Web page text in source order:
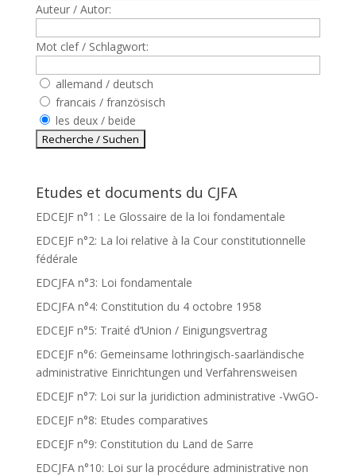
Auteur / Autor:
Mot clef / Schlagwort:
allemand / deutsch
francais / französisch
les deux / beide
Etudes et documents du CJFA
EDCEJF n°1 : Le Glossaire de la loi fondamentale
EDCEJF n°2: La loi relative à la Cour constitutionnelle
fédérale
EDCJFA n°3: Loi fondamentale
EDCJFA n°4: Constitution du 4 octobre 1958
EDCEJF n°5: Traité d’Union / Einigungsvertrag
EDCEJF n°6: Gemeinsame lothringisch-saarländische
administrative Einrichtungen und Verfahrensweisen
EDCEJF n°7: Loi sur la juridiction administrative -VwGO-
EDCEJF n°8: Etudes comparatives
EDCEJF n°9: Constitution du Land de Sarre
EDCJFA n°10: Loi sur la procédure administrative non